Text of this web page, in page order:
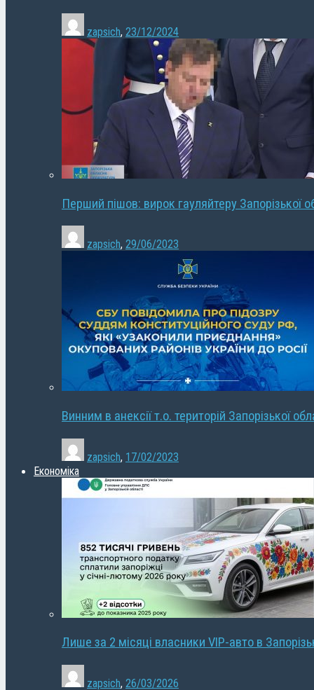
zapsich, 23/12/2024
Перший пішов: вирок гауляйтеру Запорізької
zapsich, 29/06/2023
Винним в анексії т.о. територій Запорізької
zapsich, 17/02/2023
Економіка
Лише за 2 місяці власники VIP-авто в
zapsich, 26/03/2026